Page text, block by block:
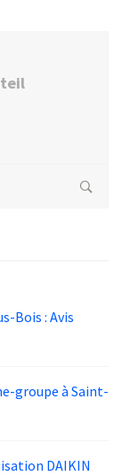
Bois : Avis
groupe à Saint-
DAIKIN